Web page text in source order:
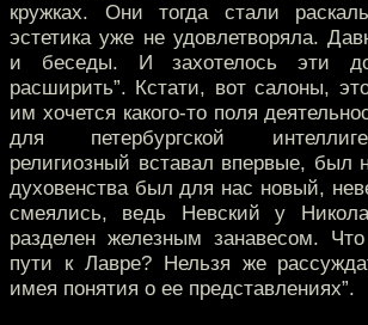
кружках. Они тогда стали
эстетика уже не удовлетворяла.
и беседы. И захотелось эти
расширить”. Кстати, вот салоны,
им хочется какого-то поля
для петербургской
религиозный вставал впервые, был
духовенства был для нас новый,
смеялись, ведь Невский у
разделен железным занавесом.
пути к Лавре? Нельзя же
имея понятия о ее представлениях”.